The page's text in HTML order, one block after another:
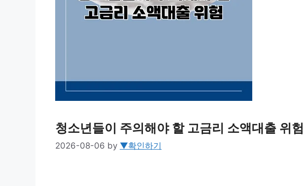
청소년들이 주의해야 할 고금리 소액대출 위험
2026-08-06 by ▼확인하기